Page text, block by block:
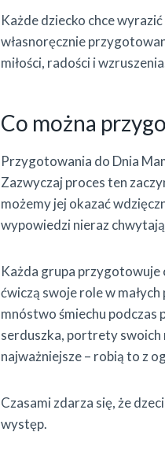
Każde dziecko chce
własnoręcznie
miłości, radości i
Co można
Przygotowania do Dnia
Zazwyczaj proces ten
możemy jej okazać
wypowiedzi nieraz chwytają
Każda grupa przygotowuje
ćwiczą swoje role w
mnóstwo śmiechu podczas
serduszka, portrety swoich
najważniejsze – robią to z
Czasami zdarza się, że
występ.